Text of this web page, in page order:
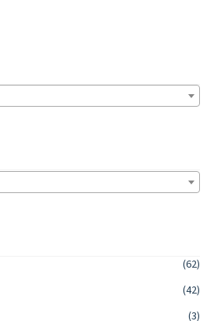
(62)
(42)
(3)